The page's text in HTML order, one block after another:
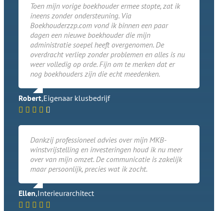
Toen mijn vorige boekhouder ermee stopte, zat ik
ineens zonder ondersteuning. Via
Boekhouderzzp.com vond ik binnen een paar
dagen een nieuwe boekhouder die mijn
administratie soepel heeft overgenomen. De
overdracht verliep zonder problemen en alles is nu
weer volledig op orde. Fijn om te merken dat er
nog boekhouders zijn die echt meedenken.
Robert,Eigenaar klusbedrijf
Dankzij professioneel advies over mijn MKB-
winstvrijstelling en investeringen houd ik nu meer
over van mijn omzet. De communicatie is zakelijk
maar persoonlijk, precies wat ik zocht.
Ellen,Interieurarchitect